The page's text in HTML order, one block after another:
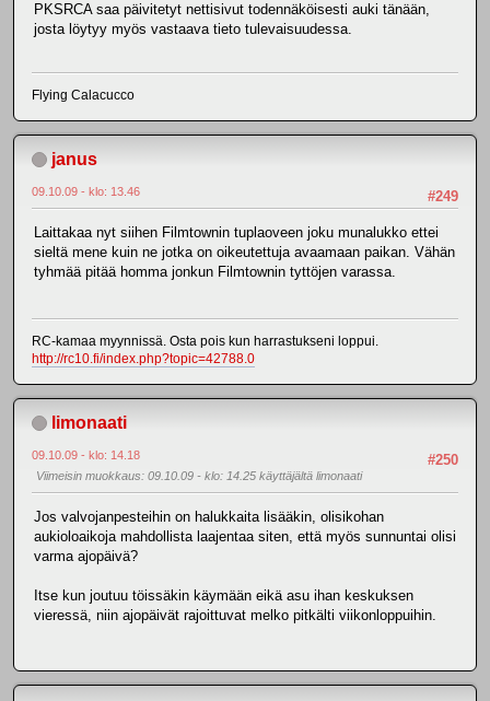
PKSRCA saa päivitetyt nettisivut todennäköisesti auki tänään,
josta löytyy myös vastaava tieto tulevaisuudessa.
Flying Calacucco
janus
#249
09.10.09 - klo: 13.46
Laittakaa nyt siihen Filmtownin tuplaoveen joku munalukko ettei
sieltä mene kuin ne jotka on oikeutettuja avaamaan paikan. Vähän
tyhmää pitää homma jonkun Filmtownin tyttöjen varassa.
RC-kamaa myynnissä. Osta pois kun harrastukseni loppui.
http://rc10.fi/index.php?topic=42788.0
limonaati
#250
09.10.09 - klo: 14.18
Viimeisin muokkaus: 09.10.09 - klo: 14.25 käyttäjältä limonaati
Jos valvojanpesteihin on halukkaita lisääkin, olisikohan
aukioloaikoja mahdollista laajentaa siten, että myös sunnuntai olisi
varma ajopäivä?
Itse kun joutuu töissäkin käymään eikä asu ihan keskuksen
vieressä, niin ajopäivät rajoittuvat melko pitkälti viikonloppuihin.